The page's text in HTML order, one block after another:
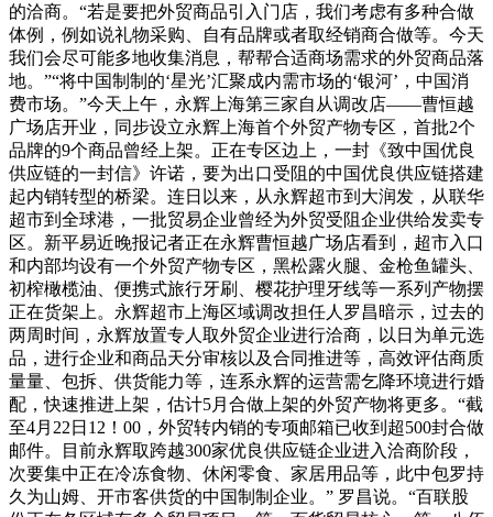
的洽商。“若是要把外贸商品引入门店，我们考虑有多种合做
体例，例如说礼物采购、自有品牌或者取经销商合做等。今天
我们会尽可能多地收集消息，帮帮合适商场需求的外贸商品落
地。”“将中国制制的‘星光’汇聚成内需市场的‘银河’，中国消
费市场。”今天上午，永辉上海第三家自从调改店——曹恒越
广场店开业，同步设立永辉上海首个外贸产物专区，首批2个
品牌的9个商品曾经上架。正在专区边上，一封《致中国优良
供应链的一封信》许诺，要为出口受阻的中国优良供应链搭建
起内销转型的桥梁。连日以来，从永辉超市到大润发，从联华
超市到全球港，一批贸易企业曾经为外贸受阻企业供给发卖专
区。新平易近晚报记者正在永辉曹恒越广场店看到，超市入口
和内部均设有一个外贸产物专区，黑松露火腿、金枪鱼罐头、
初榨橄榄油、便携式旅行牙刷、樱花护理牙线等一系列产物摆
正在货架上。永辉超市上海区域调改担任人罗昌暗示，过去的
两周时间，永辉放置专人取外贸企业进行洽商，以日为单元选
品，进行企业和商品天分审核以及合同推进等，高效评估商质
量量、包拆、供货能力等，连系永辉的运营需乞降环境进行婚
配，快速推进上架，估计5月合做上架的外贸产物将更多。“截
至4月22日12！00，外贸转内销的专项邮箱已收到超500封合做
邮件。目前永辉取跨越300家优良供应链企业进入洽商阶段，
次要集中正在冷冻食物、休闲零食、家居用品等，此中包罗持
久为山姆、开市客供货的中国制制企业。” 罗昌说。“百联股